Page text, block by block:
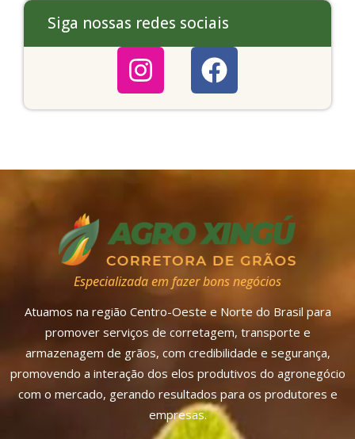
Siga nossas redes sociais
Especializada em fazer bons negócios
Atuamos na região Centro-Oeste e Norte do Brasil para
promover serviços de corretagem, transporte e
armazenagem de grãos, com credibilidade e segurança,
promovendo a interação dos elos produtivos do agronegócio
com o mercado, gerando resultados para os produtores e
empresas.